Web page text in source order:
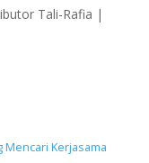
Tali-Rafia |
Mencari Kerjasama